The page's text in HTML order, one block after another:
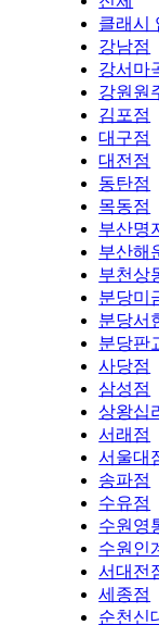
클래시
강남점
강서마
강원원
김포점
대구점
대전점
동탄점
목동점
부산명
부산해
부천상
분당미
분당서
분당판
사당점
삼성점
상왕십
서래점
서울대
송파점
수유점
수원영
수원인
서대전
세종점
순천신